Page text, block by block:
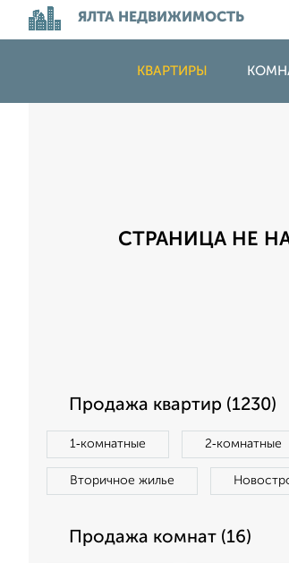
ЯЛТА НЕДВИЖИМОСТЬ
КВАРТИРЫ
СТРАНИЦА НЕ
Продажа квартир (1230)
1‑комнатные 2‑комнатные
Вторичное жилье
Продажа комнат (16)